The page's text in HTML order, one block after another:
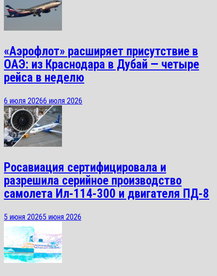
«Аэрофлот» расширяет присутствие в
ОАЭ: из Краснодара в Дубай — четыре
рейса в неделю
6 июля 20266 июля 2026
Росавиация сертифицировала и
разрешила серийное производство
самолета Ил-114-300 и двигателя ПД-8
5 июня 20265 июня 2026